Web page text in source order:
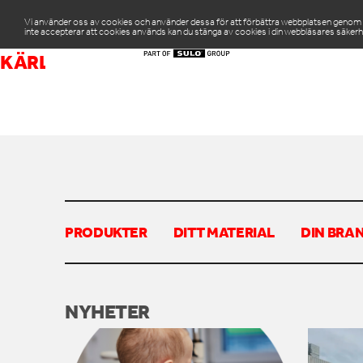
Vi använder oss av cookies och använder dessa för att förbättra webbplatsen
inte accepterar att cookies används kan du stänga av cookies i din webbläsares
KÄRLTVÄTT ÖPPEN
PRODUKTER DITT MATERIAL DIN
NYHETER